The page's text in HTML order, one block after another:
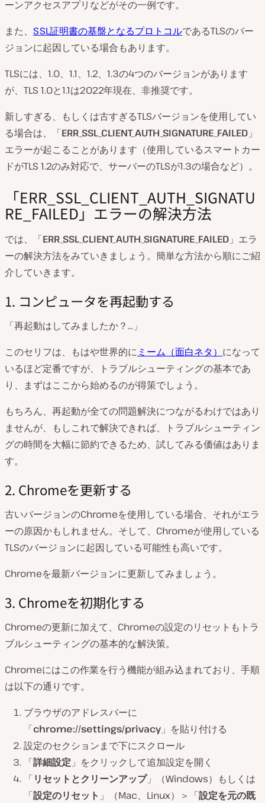
ーンアクセスアプリなどがその一例です。
また、 SSL証明書の基盤となるプロトコルであるTLSのバー
ジョンに起因している場合もあります。
TLSには、1.0、1.1、1.2、1.3の4つのバージョンがあります
が、TLS 1.0と1.1は2022年現在、非推奨です。
新しすぎる、もしくは古すぎるTLSバージョンを使用してい
る場合は、「ERR_SSL_CLIENT_AUTH_SIGNATURE_FAILED 」
エラーが起こることがあります（使用しているスマートカー
ドがTLS 1.2のみ対応で、サーバーのTLSが1.3の場合など）。
「ERR_SSL_CLIENT_AUTH_SIGNATU
RE_FAILED」エラーの解決方法
では、「ERR_SSL_CLIENT_AUTH_SIGNATURE_FAILED 」エラ
ーの解決方法をみていきましょう。簡単な方法から順にご紹
介していきます。
1. コンピュータを再起動する
「再起動はしてみましたか？…」
このセリフは、もはや世界的に ミーム（面白ネタ） になって
いるほど定番ですが、トラブルシューティングの基本であ
り、まずはここから始めるのが得策でしょう。
もちろん、再起動が全ての問題解決につながるわけではあり
ませんが、もしこれで解決できれば、トラブルシューティン
グの時間を大幅に節約できるため、試してみる価値はありま
す。
2. Chromeを更新する
古いバージョンのChromeを使用している場合、それがエラ
ーの原因かもしれません。そして、Chromeが使用している
TLSのバージョンに起因している可能性も高いです。
Chromeを最新バージョンに更新してみましょう。
3. Chromeを初期化する
Chromeの更新に加えて、Chromeの設定のリセットもトラ
ブルシューティングの基本的な解決策。
Chromeにはこの作業を行う機能が組み込まれており、手順
は以下の通りです。
ブラウザのアドレスバーに
「chrome://settings/privacy 」を貼り付ける
設定のセクションまで下にスクロール
「詳細設定 」をクリックして追加設定を開く
「リセットとクリーンアップ」（Windows）もしくは
「設定のリセット 」（Mac、Linux）＞「設定を元の既